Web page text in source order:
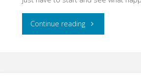
Continue reading"Exploratory